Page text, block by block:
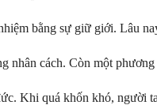
bằng sự giữ giới. Lâu
nhân cách. Còn một
Khi quá khốn khó, người